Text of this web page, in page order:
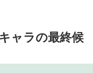
ャラの最終候